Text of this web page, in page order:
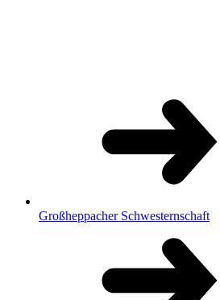
Großheppacher Schwesternschaft